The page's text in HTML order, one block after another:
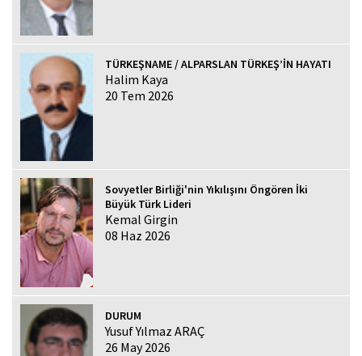
TÜRKEŞNAME / ALPARSLAN TÜRKEŞ’İN HAYATI
Halim Kaya
20 Tem 2026
Sovyetler Birliği'nin Yıkılışını Öngören İki
Büyük Türk Lideri
Kemal Girgin
08 Haz 2026
DURUM
Yusuf Yılmaz ARAÇ
26 May 2026